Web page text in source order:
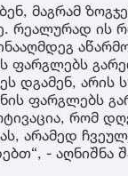
მაგრამ
რეალურად ის
ფარგლებს
დგამენ, არის
ფარგლებს
რომ
არამედ
- აღნიშნა